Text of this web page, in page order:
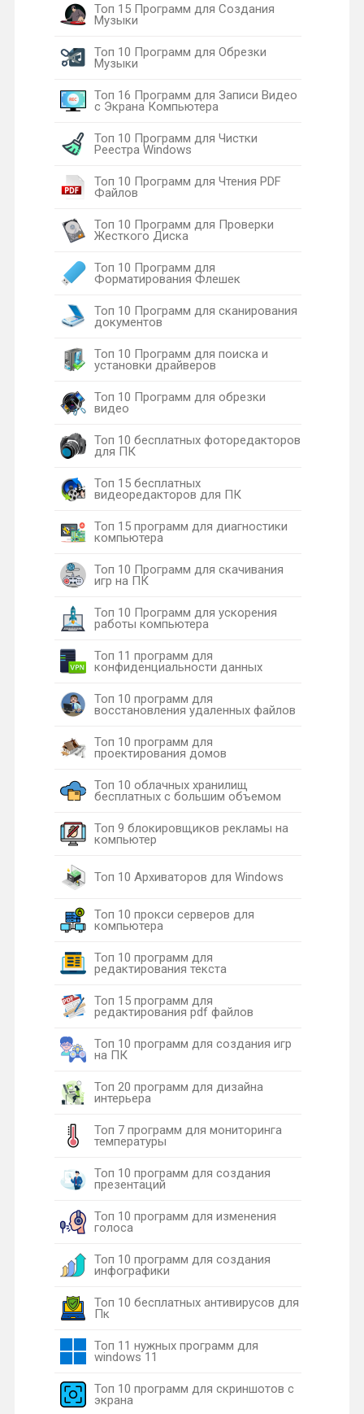
Топ 15 Программ для Создания
Музыки
Топ 10 Программ для Обрезки
Музыки
Топ 16 Программ для Записи Видео
с Экрана Компьютера
Топ 10 Программ для Чистки
Реестра Windows
Топ 10 Программ для Чтения PDF
Файлов
Топ 10 Программ для Проверки
Жесткого Диска
Топ 10 Программ для
Форматирования Флешек
Топ 10 Программ для сканирования
документов
Топ 10 Программ для поиска и
установки драйверов
Топ 10 Программ для обрезки
видео
Топ 10 бесплатных фоторедакторов
для ПК
Топ 15 бесплатных
видеоредакторов для ПК
Топ 15 программ для диагностики
компьютера
Топ 10 Программ для скачивания
игр на ПК
Топ 10 Программ для ускорения
работы компьютера
Топ 11 программ для
конфиденциальности данных
Топ 10 программ для
восстановления удаленных файлов
Топ 10 программ для
проектирования домов
Топ 10 облачных хранилищ
бесплатных с большим объемом
Топ 9 блокировщиков рекламы на
компьютер
Топ 10 Архиваторов для Windows
Топ 10 прокси серверов для
компьютера
Топ 10 программ для
редактирования текста
Топ 15 программ для
редактирования pdf файлов
Топ 10 программ для создания игр
на ПК
Топ 20 программ для дизайна
интерьера
Топ 7 программ для мониторинга
температуры
Топ 10 программ для создания
презентаций
Топ 10 программ для изменения
голоса
Топ 10 программ для создания
инфографики
Топ 10 бесплатных антивирусов для
Пк
Топ 11 нужных программ для
windows 11
Топ 10 программ для скриншотов с
экрана